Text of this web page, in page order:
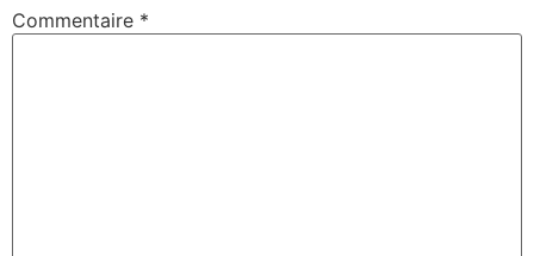
Commentaire *